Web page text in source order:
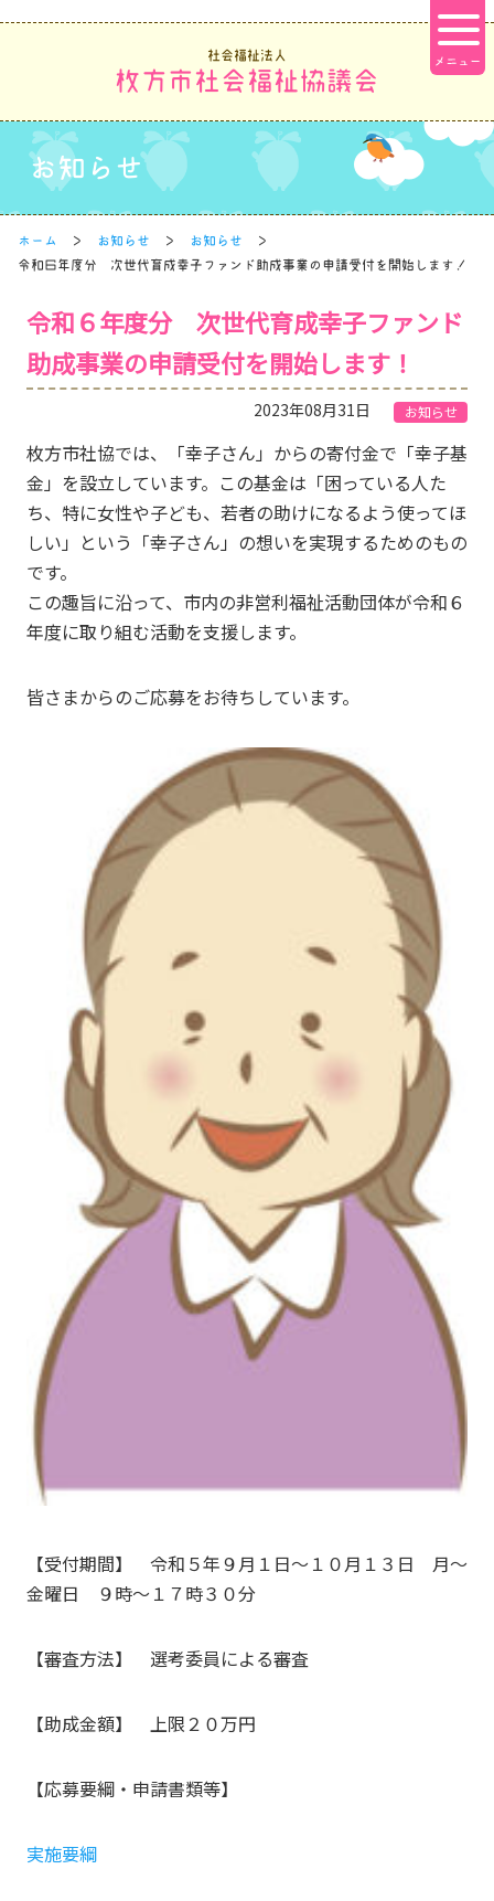
社会福祉法人
枚方市社会福祉協議会
お知らせ
ホーム お知らせ
お知らせ
令和６年度分 次世代育成幸子ファンド助成事業の申請受付を開始します！
令和６年度分 次世代育成幸子ファンド
助成事業の申請受付を開始します！
2023年08月31日 お知らせ
枚方市社協では、「幸子さん」からの寄付金で「幸子基
金」を設立しています。この基金は「困っている人た
ち、特に女性や子ども、若者の助けになるよう使ってほ
しい」という「幸子さん」の想いを実現するためのもの
です。
この趣旨に沿って、市内の非営利福祉活動団体が令和６
年度に取り組む活動を支援します。
皆さまからのご応募をお待ちしています。
【受付期間】 令和５年９月１日～１０月１３日 月～
金曜日 ９時～１７時３０分
【審査方法】 選考委員による審査
【助成金額】 上限２０万円
【応募要綱・申請書類等】
実施要綱